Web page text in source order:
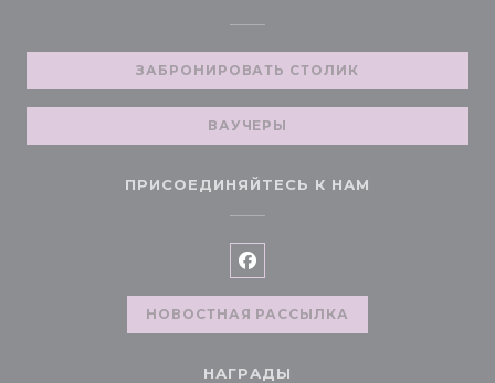
ЗАБРОНИРОВАТЬ СТОЛИК
ВАУЧЕРЫ
ПРИСОЕДИНЯЙТЕСЬ К НАМ
Facebook ((открывается в
НОВОСТНАЯ РАССЫЛКА
НАГРАДЫ